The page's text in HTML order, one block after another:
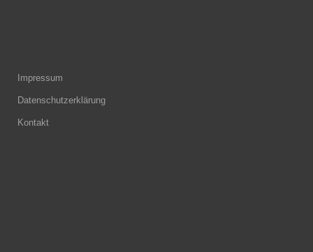
Impressum
Datenschutzerklärung
Kontakt